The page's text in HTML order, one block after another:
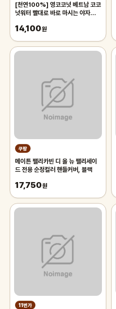
[천연100%] 영코코넛 베트남 코코
넛워터 빨대로 바로 마시는 야자열매
(2과입)
14,100원
쿠팡
메이튼 팰리카빈 디 올 뉴 팰리세이
드 전용 순정컬러 핸들커버, 블랙
17,750원
11번가